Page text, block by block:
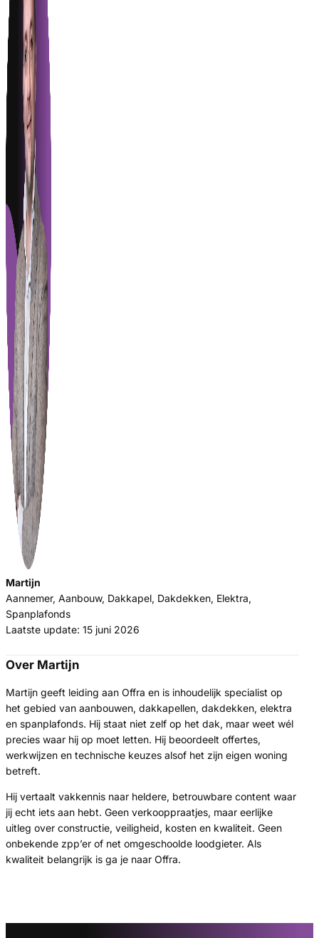
Martijn
Aannemer, Aanbouw, Dakkapel, Dakdekken, Elektra,
Spanplafonds
Laatste update: 15 juni 2026
Over Martijn
Martijn geeft leiding aan Offra en is inhoudelijk specialist op
het gebied van aanbouwen, dakkapellen, dakdekken, elektra
en spanplafonds. Hij staat niet zelf op het dak, maar weet wél
precies waar hij op moet letten. Hij beoordeelt offertes,
werkwijzen en technische keuzes alsof het zijn eigen woning
betreft.
Hij vertaalt vakkennis naar heldere, betrouwbare content waar
jij echt iets aan hebt. Geen verkooppraatjes, maar eerlijke
uitleg over constructie, veiligheid, kosten en kwaliteit. Geen
onbekende zpp’er of net omgeschoolde loodgieter. Als
kwaliteit belangrijk is ga je naar Offra.